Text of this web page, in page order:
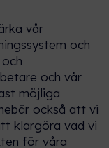
vår
och
och vår
möjliga
också att vi
klargöra vad vi
för våra